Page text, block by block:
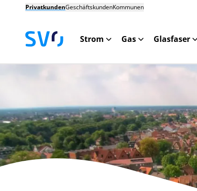
PrivatkundenGeschäftskundenKommunen
Strom Gas Glasfaser